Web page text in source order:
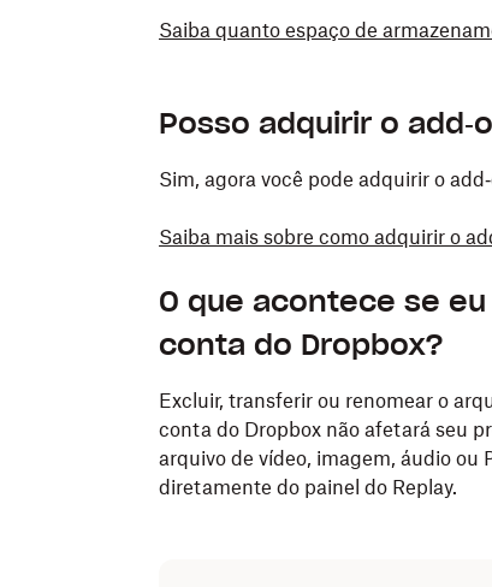
Saiba quanto espaço de
Posso adquirir o
Sim, agora você pode adquirir o
Saiba mais sobre como adquirir o
O que acontece se
conta do Dropbox?
Excluir, transferir ou renomear o
conta do Dropbox não afetará seu
arquivo de vídeo, imagem, áudio ou
diretamente do painel do Replay.